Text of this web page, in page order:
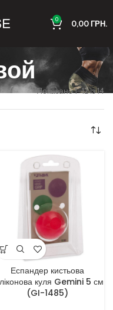
0 0,00ГРН.
Показано 1–12 із 14
Еспандер кистьова
куля Gemini 5 см
(GI-1485)